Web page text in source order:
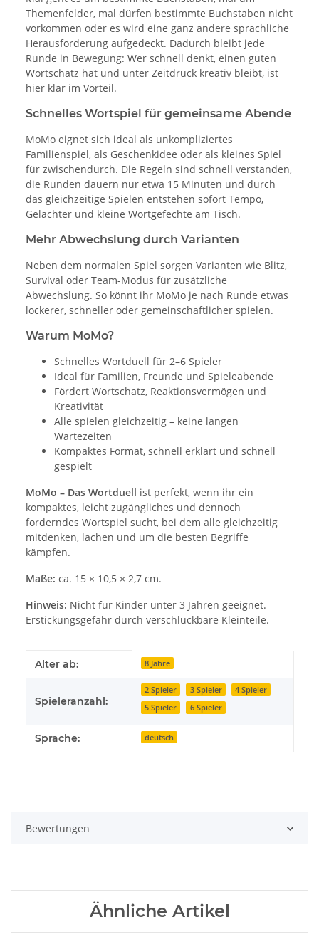
Themenfelder, mal dürfen bestimmte Buchstaben nicht
vorkommen oder es wird eine ganz andere sprachliche
Herausforderung aufgedeckt. Dadurch bleibt jede
Runde in Bewegung: Wer schnell denkt, einen guten
Wortschatz hat und unter Zeitdruck kreativ bleibt, ist
hier klar im Vorteil.
Schnelles Wortspiel für gemeinsame Abende
MoMo eignet sich ideal als unkompliziertes
Familienspiel, als Geschenkidee oder als kleines Spiel
für zwischendurch. Die Regeln sind schnell verstanden,
die Runden dauern nur etwa 15 Minuten und durch
das gleichzeitige Spielen entstehen sofort Tempo,
Gelächter und kleine Wortgefechte am Tisch.
Mehr Abwechslung durch Varianten
Neben dem normalen Spiel sorgen Varianten wie Blitz,
Survival oder Team-Modus für zusätzliche
Abwechslung. So könnt ihr MoMo je nach Runde etwas
lockerer, schneller oder gemeinschaftlicher spielen.
Warum MoMo?
Schnelles Wortduell für 2–6 Spieler
Ideal für Familien, Freunde und Spieleabende
Fördert Wortschatz, Reaktionsvermögen und
Kreativität
Alle spielen gleichzeitig – keine langen
Wartezeiten
Kompaktes Format, schnell erklärt und schnell
gespielt
MoMo – Das Wortduell ist perfekt, wenn ihr ein
kompaktes, leicht zugängliches und dennoch
forderndes Wortspiel sucht, bei dem alle gleichzeitig
mitdenken, lachen und um die besten Begriffe
kämpfen.
Maße: ca. 15 × 10,5 × 2,7 cm.
Hinweis: Nicht für Kinder unter 3 Jahren geeignet.
Erstickungsgefahr durch verschluckbare Kleinteile.
Produkteigenschaft
Wert
Alter ab: 8 Jahre
Spieleranzahl:
2 Spieler 3 Spieler
4 Spieler
5 Spieler
6 Spieler
Sprache: deutsch
Bewertungen
Ähnliche Artikel